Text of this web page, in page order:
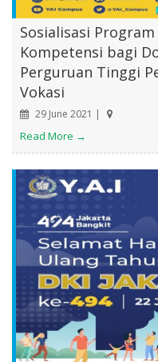
Sosialisasi
Kompetensi bagi
Perguruan Tinggi
Vokasi
29 June 2021 |
Read More →